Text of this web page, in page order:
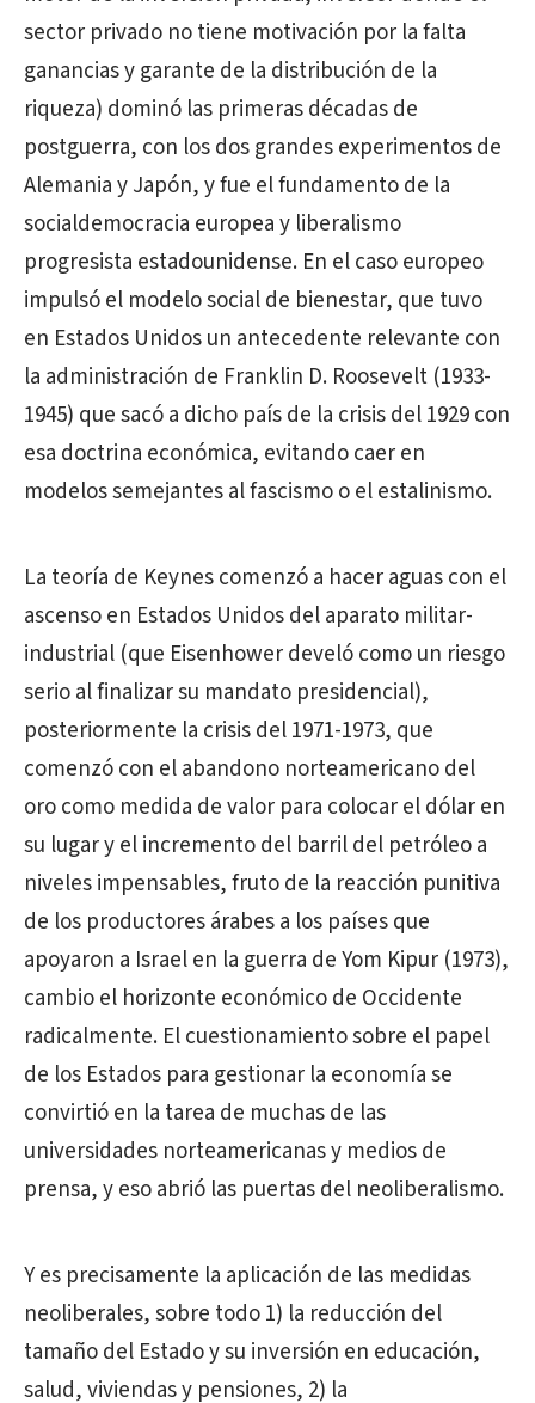
sector privado no tiene motivación por la falta
ganancias y garante de la distribución de la
riqueza) dominó las primeras décadas de
postguerra, con los dos grandes experimentos de
Alemania y Japón, y fue el fundamento de la
socialdemocracia europea y liberalismo
progresista estadounidense. En el caso europeo
impulsó el modelo social de bienestar, que tuvo
en Estados Unidos un antecedente relevante con
la administración de Franklin D. Roosevelt (1933-
1945) que sacó a dicho país de la crisis del 1929 con
esa doctrina económica, evitando caer en
modelos semejantes al fascismo o el estalinismo.
La teoría de Keynes comenzó a hacer aguas con el
ascenso en Estados Unidos del aparato militar-
industrial (que Eisenhower develó como un riesgo
serio al finalizar su mandato presidencial),
posteriormente la crisis del 1971-1973, que
comenzó con el abandono norteamericano del
oro como medida de valor para colocar el dólar en
su lugar y el incremento del barril del petróleo a
niveles impensables, fruto de la reacción punitiva
de los productores árabes a los países que
apoyaron a Israel en la guerra de Yom Kipur (1973),
cambio el horizonte económico de Occidente
radicalmente. El cuestionamiento sobre el papel
de los Estados para gestionar la economía se
convirtió en la tarea de muchas de las
universidades norteamericanas y medios de
prensa, y eso abrió las puertas del neoliberalismo.
Y es precisamente la aplicación de las medidas
neoliberales, sobre todo 1) la reducción del
tamaño del Estado y su inversión en educación,
salud, viviendas y pensiones, 2) la